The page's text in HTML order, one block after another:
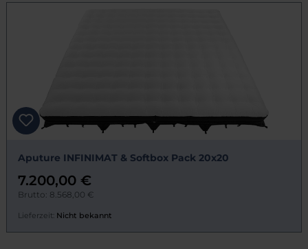
Aputure INFINIMAT & Softbox Pack 20x20
7.200,00 €
Brutto: 8.568,00 €
Lieferzeit: Nicht bekannt